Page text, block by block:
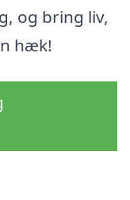
og bring liv,
hæk!